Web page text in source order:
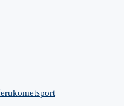
rukometsport